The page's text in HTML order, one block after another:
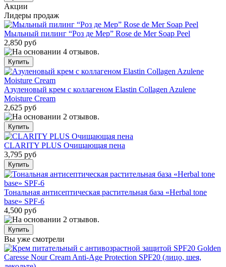
Акции
Лидеры продаж
Мыльный пилинг “Роз де Мер” Rose de Mer Soap Peel
2,850 руб
Азуленовый крем с коллагеном Elastin Collagen Azulene
Moisture Cream
2,625 руб
CLARITY PLUS Очищающая пена
3,795 руб
Тональная антисептическая растительная база «Herbal tone
base» SPF-6
4,500 руб
Вы уже смотрели